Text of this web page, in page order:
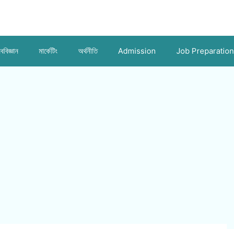
মার্কেটিং অর্থনীতি Admission Job Preparation